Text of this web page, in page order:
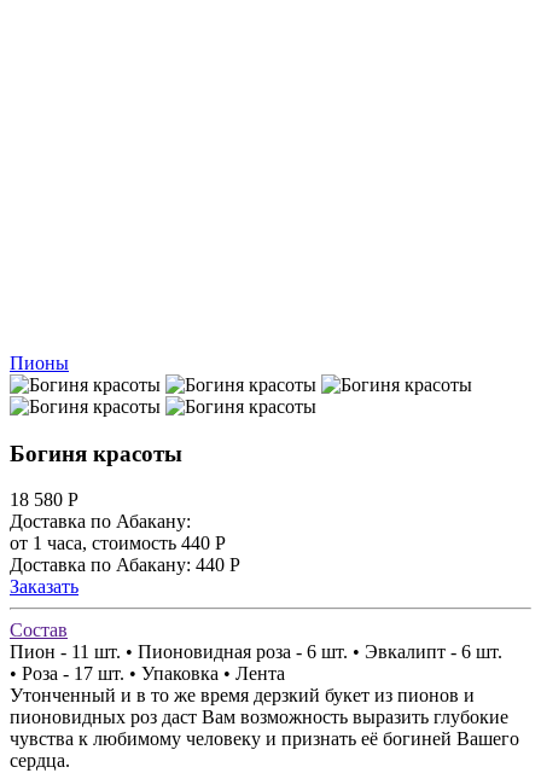
Пионы
Богиня красоты
18 580 Р
Доставка по Абакану:
от 1 часа, стоимость 440 Р
Доставка по Абакану: 440 Р
Заказать
Состав
Пион - 11 шт. • Пионовидная роза - 6 шт. • Эвкалипт - 6 шт.
• Роза - 17 шт. • Упаковка • Лента
Утонченный и в то же время дерзкий букет из пионов и
пионовидных роз даст Вам возможность выразить глубокие
чувства к любимому человеку и признать её богиней Вашего
сердца.